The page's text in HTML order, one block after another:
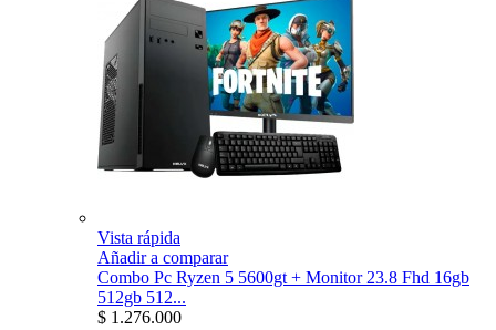
Vista rápida
Añadir a comparar
Combo Pc Ryzen 5 5600gt + Monitor 23.8 Fhd 16gb
512gb 512...
$ 1.276.000